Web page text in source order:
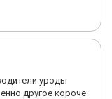
уроды
другое короче